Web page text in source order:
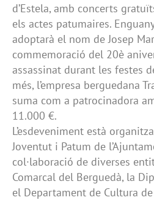
d’Estela, amb concerts
els actes patumaires.
adoptarà el nom de Josep
commemoració del 20è
assassinat durant les festes
més, l’empresa berguedana
suma com a patrocinadora
11.000 €.
L’esdeveniment està
Joventut i Patum de
col·laboració de diverses
Comarcal del Berguedà, la
el Departament de Cultura